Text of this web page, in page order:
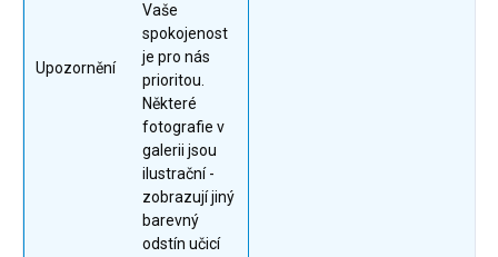
Upozornění
Vaše
spokojenost
je pro nás
prioritou.
Některé
fotografie v
galerii jsou
ilustrační -
zobrazují jiný
barevný
odstín učicí